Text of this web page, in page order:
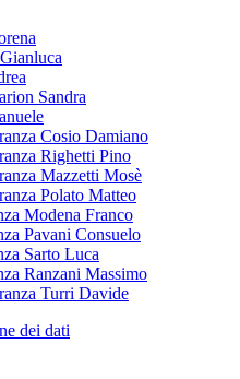
Sandra
Cosio Damiano
Righetti Pino
Mazzetti Mosè
Polato Matteo
Modena Franco
Pavani Consuelo
Sarto Luca
Ranzani Massimo
Turri Davide
dei dati